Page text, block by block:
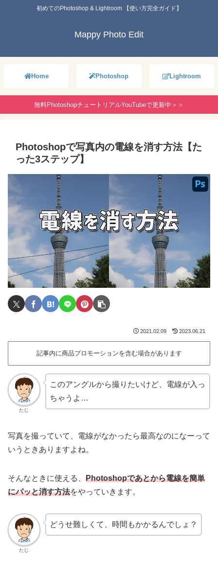
初めてのPhotoshop & Lightroom 【使い方完全ガイド】
Mappy Photo Edit
Home Photoshop Lightroom
無料PhotoshopチュートリアルYouTubeで更新中＞＞
Photoshopで写真内の電線を消す方法【た
った3ステップ】
2021.02.09 2023.06.21
記事内に商品プロモーションを含む場合があります
たじ
このアングルから撮りたいけど、電線が入っ
ちゃうよ…
写真を撮っていて、電線がなかったら最高なのになーって
いうときありますよね。
そんなときに使える、 Photoshopであとから電線を簡単
にパッと消す方法をやっていきます。
たじ
どうせ難しくて、時間もかかるんでしょ？